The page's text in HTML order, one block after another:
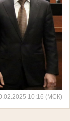
10:16 (МСК)